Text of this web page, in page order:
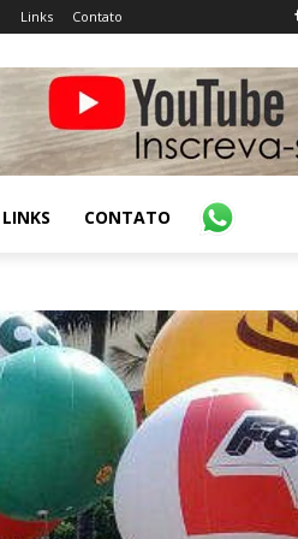
Links Contato
LINKS CONTATO